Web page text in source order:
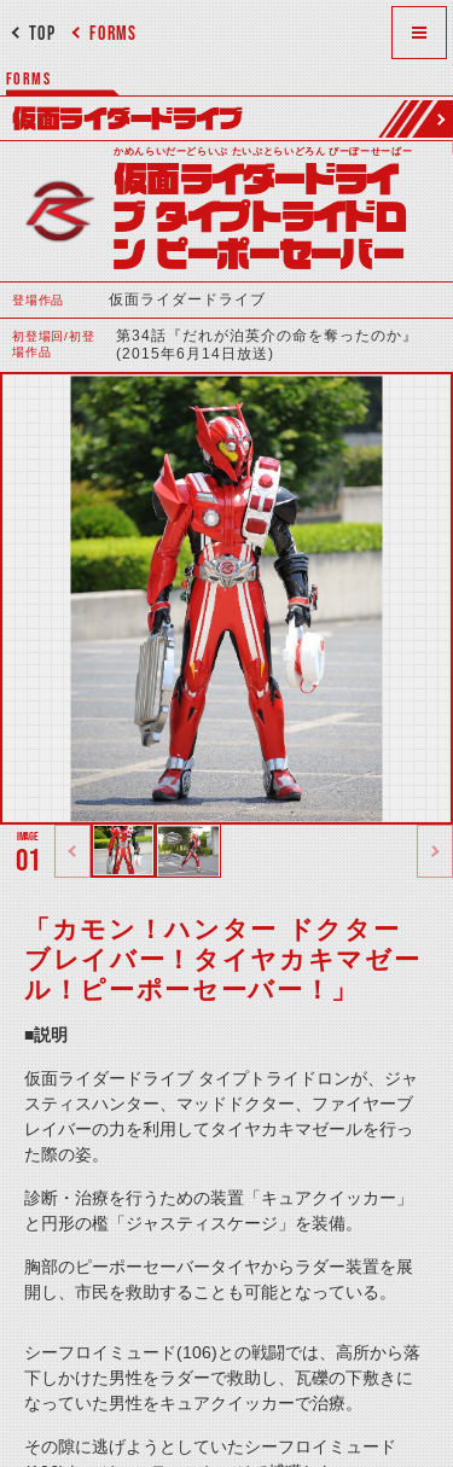
FORMS
TOP
FORMS
仮面ライダードライブ
かめんらいだーどらいぶ たいぷとらいどろん ぴーぽーせーばー
仮面ライダードライ
ブ タイプトライドロ
ン ピーポーセーバー
登場作品 仮面ライダードライブ
初登場回/初登
場作品
第34話『だれが泊英介の命を奪ったのか』
(2015年6月14日放送)
01
「カモン！ハンター ドクター
ブレイバー！タイヤカキマゼー
ル！ピーポーセーバー！」
■説明
仮面ライダードライブ タイプトライドロンが、ジャ
スティスハンター、マッドドクター、ファイヤーブ
レイバーの力を利用してタイヤカキマゼールを行っ
た際の姿。
診断・治療を行うための装置「キュアクイッカー」
と円形の檻「ジャスティスケージ」を装備。
胸部のピーポーセーバータイヤからラダー装置を展
開し、市民を救助することも可能となっている。
シーフロイミュード(106)との戦闘では、高所から落
下しかけた男性をラダーで救助し、瓦礫の下敷きに
なっていた男性をキュアクイッカーで治療。
その隙に逃げようとしていたシーフロイミュード